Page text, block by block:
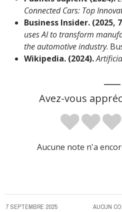
Connected Cars: Top
Business Insider. (2025,
uses AI to transform
the automotive industry.
Wikipedia. (2024).
Avez-vous
Aucune note n'a
7 SEPTEMBRE 2025 AUCUN